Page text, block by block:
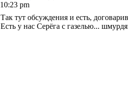
10:23 pm
Так тут обсуждения и есть,
Есть у нас Серёга с газелью...